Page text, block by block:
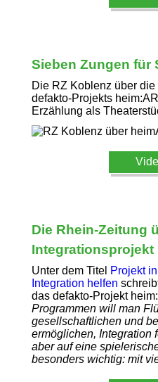
Sieben Zungen für
Die RZ Koblenz über
defakto-Projekts
Erzählung als
Die Rhein-Zeitung
Integrationsprojekt
Unter dem Titel Projekt
Integration helfen
das defakto-Projekt
Programmen will man
gesellschaftlichen und
ermöglichen, Integration
aber auf eine
besonders wichtig: mit